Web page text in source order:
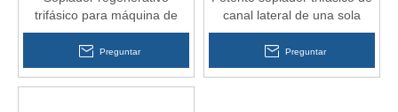
trifásico para máquina de
moldeo por inyección
Preguntar
canal lateral de una sola
etapa para máquina de
moldeo de plástico
Preguntar